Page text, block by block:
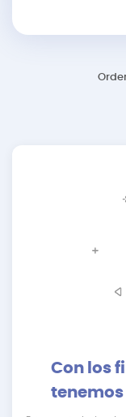
Con los